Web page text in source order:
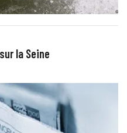
la Seine